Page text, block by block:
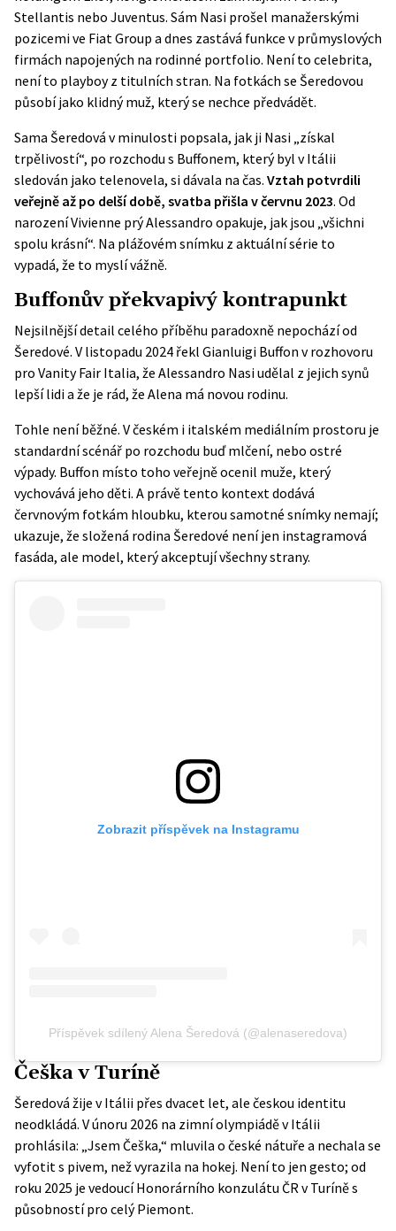
Stellantis nebo Juventus. Sám Nasi prošel manažerskými
pozicemi ve Fiat Group a dnes zastává funkce v průmyslových
firmách napojených na rodinné portfolio. Není to celebrita,
není to playboy z titulních stran. Na fotkách se Šeredovou
působí jako klidný muž, který se nechce předvádět.
Sama Šeredová v minulosti popsala, jak ji Nasi „získal
trpělivostí“, po rozchodu s Buffonem, který byl v Itálii
sledován jako telenovela, si dávala na čas. Vztah potvrdili
veřejně až po delší době, svatba přišla v červnu 2023. Od
narození Vivienne prý Alessandro opakuje, jak jsou „všichni
spolu krásní“. Na plážovém snímku z aktuální série to
vypadá, že to myslí vážně.
Buffonův překvapivý kontrapunkt
Nejsilnější detail celého příběhu paradoxně nepochází od
Šeredové. V listopadu 2024 řekl Gianluigi Buffon v rozhovoru
pro Vanity Fair Italia, že Alessandro Nasi udělal z jejich synů
lepší lidi a že je rád, že Alena má novou rodinu.
Tohle není běžné. V českém i italském mediálním prostoru je
standardní scénář po rozchodu buď mlčení, nebo ostré
výpady. Buffon místo toho veřejně ocenil muže, který
vychovává jeho děti. A právě tento kontext dodává
červnovým fotkám hloubku, kterou samotné snímky nemají;
ukazuje, že složená rodina Šeredové není jen instagramová
fasáda, ale model, který akceptují všechny strany.
Zobrazit příspěvek na Instagramu
Příspěvek sdílený Alena Šeredová (@alenaseredova)
Češka v Turíně
Šeredová žije v Itálii přes dvacet let, ale českou identitu
neodkládá. V únoru 2026 na zimní olympiádě v Itálii
prohlásila: „Jsem Češka,“ mluvila o české nátuře a nechala se
vyfotit s pivem, než vyrazila na hokej. Není to jen gesto; od
roku 2025 je vedoucíHonorárního konzulátu ČR v Turíněs
působností pro celý Piemont.